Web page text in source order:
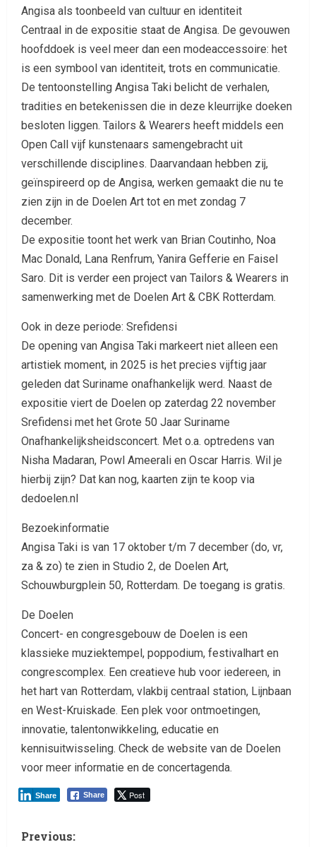
Angisa als toonbeeld van cultuur en identiteit
Centraal in de expositie staat de Angisa. De gevouwen
hoofddoek is veel meer dan een modeaccessoire: het
is een symbool van identiteit, trots en communicatie.
De tentoonstelling Angisa Taki belicht de verhalen,
tradities en betekenissen die in deze kleurrijke doeken
besloten liggen. Tailors & Wearers heeft middels een
Open Call vijf kunstenaars samengebracht uit
verschillende disciplines. Daarvandaan hebben zij,
geïnspireerd op de Angisa, werken gemaakt die nu te
zien zijn in de Doelen Art tot en met zondag 7
december.
De expositie toont het werk van Brian Coutinho, Noa
Mac Donald, Lana Renfrum, Yanira Gefferie en Faisel
Saro. Dit is verder een project van Tailors & Wearers in
samenwerking met de Doelen Art & CBK Rotterdam.
Ook in deze periode: Srefidensi
De opening van Angisa Taki markeert niet alleen een
artistiek moment, in 2025 is het precies vijftig jaar
geleden dat Suriname onafhankelijk werd. Naast de
expositie viert de Doelen op zaterdag 22 november
Srefidensi met het Grote 50 Jaar Suriname
Onafhankelijksheidsconcert. Met o.a. optredens van
Nisha Madaran, Powl Ameerali en Oscar Harris. Wil je
hierbij zijn? Dat kan nog, kaarten zijn te koop via
dedoelen.nl
Bezoekinformatie
Angisa Taki is van 17 oktober t/m 7 december (do, vr,
za & zo) te zien in Studio 2, de Doelen Art,
Schouwburgplein 50, Rotterdam. De toegang is gratis.
De Doelen
Concert- en congresgebouw de Doelen is een
klassieke muziektempel, poppodium, festivalhart en
congrescomplex. Een creatieve hub voor iedereen, in
het hart van Rotterdam, vlakbij centraal station, Lijnbaan
en West-Kruiskade. Een plek voor ontmoetingen,
innovatie, talentonwikkeling, educatie en
kennisuitwisseling. Check de website van de Doelen
voor meer informatie en de concertagenda.
Share Post
Share
Previous: